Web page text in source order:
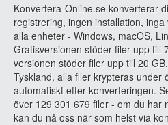
Konvertera-Online.se konverterar
registrering, ingen installation,
alla enheter - Windows, macOS,
Gratisversionen stöder filer upp till
versionen stöder filer upp till 20
Tyskland, alla filer krypteras under
automatiskt efter konverteringen.
över 129 301 679 filer - om du har
kan du nå oss när som helst via